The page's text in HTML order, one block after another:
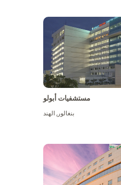
مستشفيات أبولو
بنغالور,الهند